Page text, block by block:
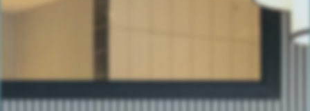
COFFRETS CADEAUX
CHAMBRE CLASSIQUE